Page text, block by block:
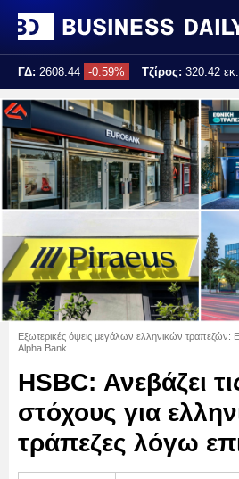
ΓΔ: 2608.44 -0.59% Τζίρος: 320.42
Τελ. ενημέρωση: 17:25:02
Εξωτερικές όψεις μεγάλων ελληνικών τραπεζών:
Alpha Bank.
HSBC: Ανεβάζει
στόχους για
τράπεζες λόγω